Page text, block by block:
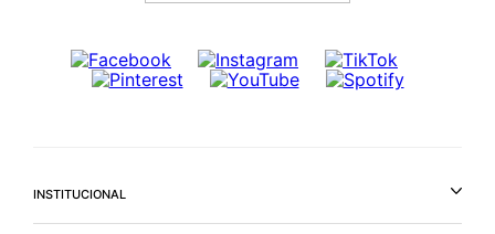
INSTITUCIONAL